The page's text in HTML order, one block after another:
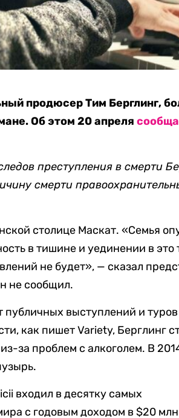
продюсер Тим Берглинг,
Об этом 20 апреля
преступления в смерти
смерти
столице Маскат. «Семья
в тишине и уединении в это
не будет», — сказал
не сообщил.
публичных выступлений и
как пишет Variety, Берглинг
за проблем с алкоголем. В
входил в десятку самых
с годовым доходом в $20